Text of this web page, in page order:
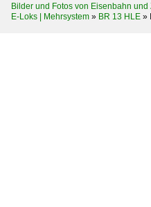
Bilder und Fotos von Eisenbahn und
E-Loks | Mehrsystem » BR 13 HLE »